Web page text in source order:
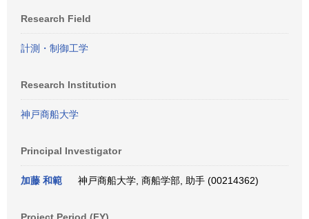
Research Field
計測・制御工学
Research Institution
神戸商船大学
Principal Investigator
加藤 和範 神戸商船大学, 商船学部, 助手 (00214362)